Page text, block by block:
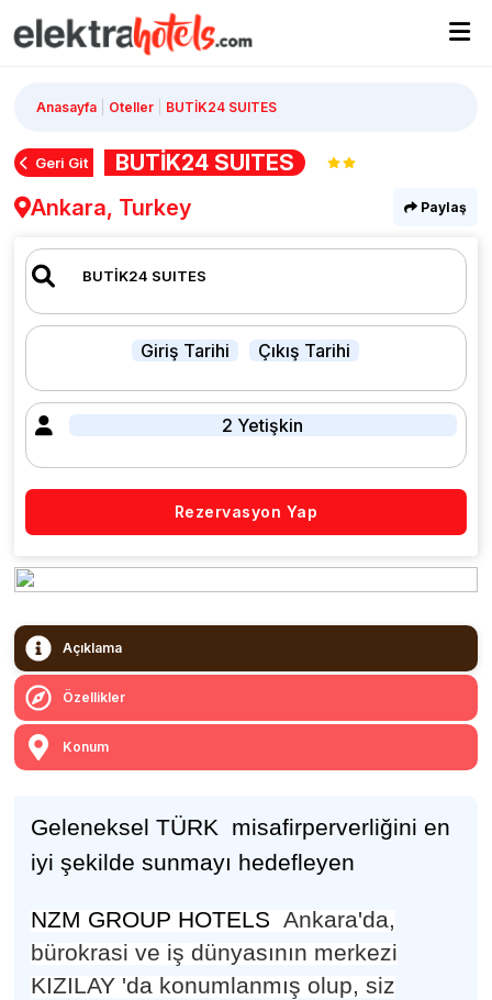
Anasayfa Oteller BUTİK24 SUITES
Geri Git
BUTİK24 SUITES
Ankara, Turkey
Paylaş
Giriş Tarihi Çıkış Tarihi
2 Yetişkin
Rezervasyon Yap
Açıklama
Özellikler
Konum
Geleneksel TÜRK misafirperverliğini en
iyişekilde sunmayı hedefleyen
NZM GROUP HOTELS Ankara'da,
bürokrasi ve iş dünyasının merkezi
KIZILAY 'da konumlanmış olup, siz